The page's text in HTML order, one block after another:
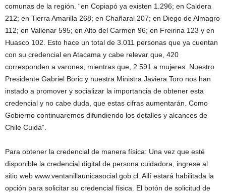
comunas de la región. “en Copiapó ya existen 1.296; en Caldera
212; en Tierra Amarilla 268; en Chañaral 207; en Diego de Almagro
112; en Vallenar 595; en Alto del Carmen 96; en Freirina 123 y en
Huasco 102. Esto hace un total de 3.011 personas que ya cuentan
con su credencial en Atacama y cabe relevar que, 420
corresponden a varones, mientras que, 2.591 a mujeres. Nuestro
Presidente Gabriel Boric y nuestra Ministra Javiera Toro nos han
instado a promover y socializar la importancia de obtener esta
credencial y no cabe duda, que estas cifras aumentarán. Como
Gobierno continuaremos difundiendo los detalles y alcances de
Chile Cuida”.
Para obtener la credencial de manera física: Una vez que esté
disponible la credencial digital de persona cuidadora, ingrese al
sitio web www.ventanillaunicasocial.gob.cl. Allí estará habilitada la
opción para solicitar su credencial física. El botón de solicitud de